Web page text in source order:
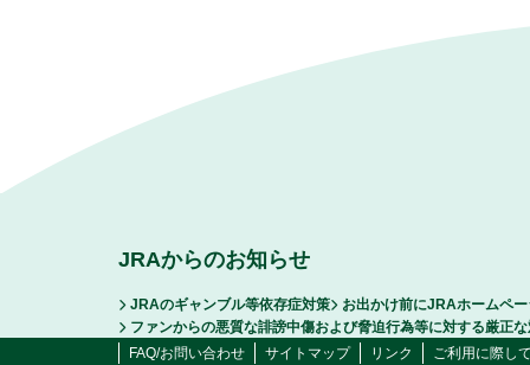
JRAからのお知らせ
JRAのギャンブル等依存症対策
お出かけ前にJRAホームペ
ファンからの悪質な誹謗中傷および脅迫行為等に対する厳正
FAQ/お問い合わせ
サイトマップ リンク ご利用に際し